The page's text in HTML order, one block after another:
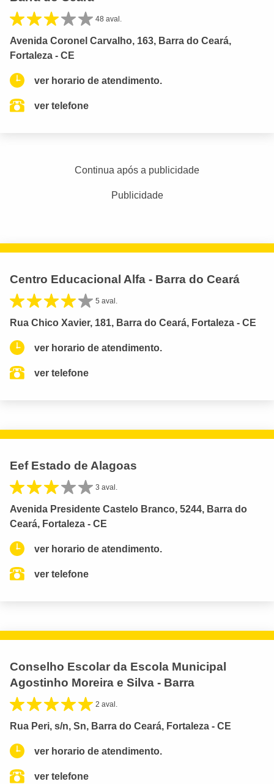
48 aval.
Avenida Coronel Carvalho, 163, Barra do Ceará,
Fortaleza - CE
ver horario de atendimento.
ver telefone
Continua após a publicidade
Publicidade
Centro Educacional Alfa - Barra do Ceará
5 aval.
Rua Chico Xavier, 181, Barra do Ceará, Fortaleza - CE
ver horario de atendimento.
ver telefone
Eef Estado de Alagoas
3 aval.
Avenida Presidente Castelo Branco, 5244, Barra do
Ceará, Fortaleza - CE
ver horario de atendimento.
ver telefone
Conselho Escolar da Escola Municipal
Agostinho Moreira e Silva - Barra
2 aval.
Rua Peri, s/n, Sn, Barra do Ceará, Fortaleza - CE
ver horario de atendimento.
ver telefone